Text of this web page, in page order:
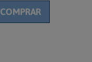
COMPRAR